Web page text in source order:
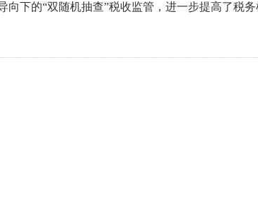
向下的“双随机抽查”税收监管，进一步提高了税